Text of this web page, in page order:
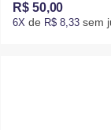
R$ 50,00
6X de R$ 8,33 sem